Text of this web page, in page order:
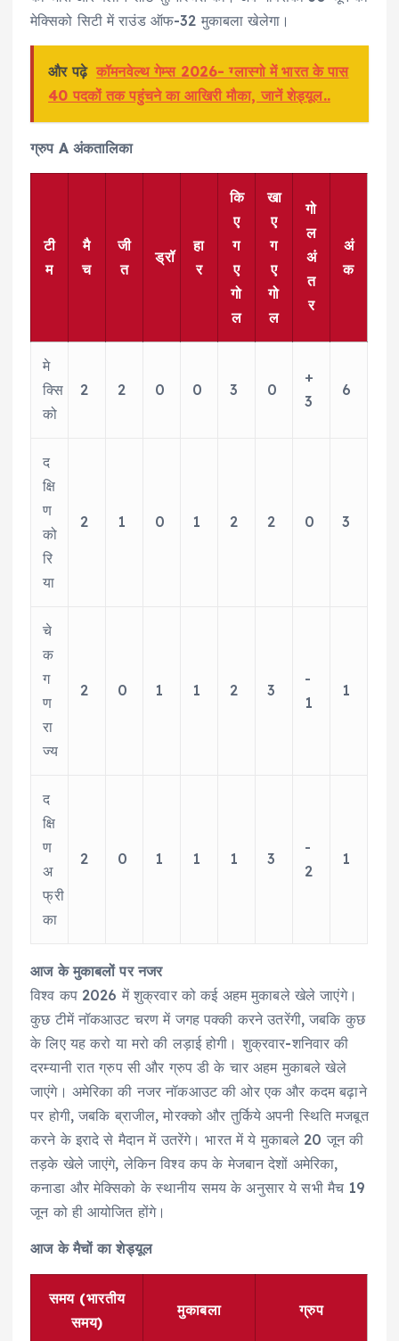
मेक्सिको सिटी में राउंड ऑफ-32 मुकाबला खेलेगा।
और पढ़े कॉमनवेल्थ गेम्स 2026- ग्लास्गो में भारत के पास
40 पदकों तक पहुंचने का आखिरी मौका, जानें शेड्यूल..
ग्रुप A अंकतालिका
टी
म
मै
च
जी
त
ड्रॉ
हा
र
कि
ए
ग
ए
गो
ल
खा
ए
ग
ए
गो
ल
गो
ल
अं
त
र
अं
क
मे
क्सि
को
2 2 0 0 3 0
+
3
6
द
क्षि
ण
को
रि
या
2 1 0 1 2 2 0 3
चे
क
ग
ण
रा
ज्य
2 0 1 1 2 3
-
1
1
द
क्षि
ण
अ
फ्री
का
2 0 1 1 1 3
-
2
1
आज के मुकाबलों पर नजर
विश्व कप 2026 में शुक्रवार को कई अहम मुकाबले खेले जाएंगे।
कुछ टीमें नॉकआउट चरण में जगह पक्की करने उतरेंगी, जबकि कुछ
के लिए यह करो या मरो की लड़ाई होगी। शुक्रवार-शनिवार की
दरम्यानी रात ग्रुप सी और ग्रुप डी के चार अहम मुकाबले खेले
जाएंगे। अमेरिका की नजर नॉकआउट की ओर एक और कदम बढ़ाने
पर होगी, जबकि ब्राजील, मोरक्को और तुर्किये अपनी स्थिति मजबूत
करने के इरादे से मैदान में उतरेंगे। भारत में ये मुकाबले 20 जून की
तड़के खेले जाएंगे, लेकिन विश्व कप के मेजबान देशों अमेरिका,
कनाडा और मेक्सिको के स्थानीय समय के अनुसार ये सभी मैच 19
जून को ही आयोजित होंगे।
आज के मैचों का शेड्यूल
समय (भारतीय
समय)
मुकाबला ग्रुप